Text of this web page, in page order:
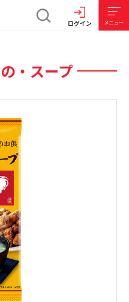
ログイン メニュー
・スープ